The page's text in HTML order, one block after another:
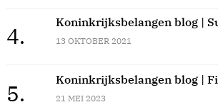
4.
Koninkrijksbelangen blog |
13 OKTOBER 2021
5.
Koninkrijksbelangen blog |
21 MEI 2023